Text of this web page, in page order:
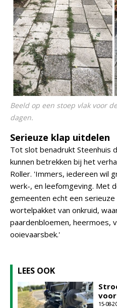
Beeld op een stoep vlak voor
dagen.
Serieuze klap uitdelen
Tot slot benadrukt Steenhuis
kunnen betrekken bij het
Roller. 'Immers, iedereen wil
werk-, en leefomgeving. Met
gemeenten echt een
wortelpakket van onkruid,
paardenbloemen, heermoes,
ooievaarsbek.'
LEES OOK
voor
15-08-